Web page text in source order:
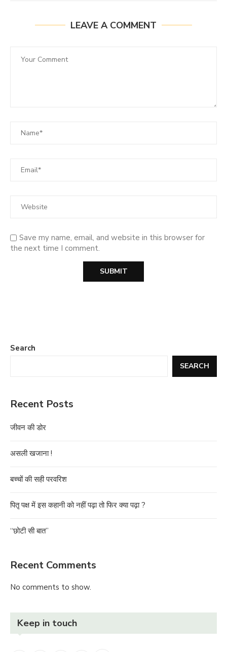
LEAVE A COMMENT
Save my name, email, and website in this browser for
the next time I comment.
Search
SEARCH
Recent Posts
जीवन की डोर
असली खजाना !
बच्चों की सही परवरिश
पितृ पक्ष में इस कहानी को नहीं पढ़ा तो फिर क्या पढ़ा ?
“छोटी सी बात”
Recent Comments
No comments to show.
Keep in touch